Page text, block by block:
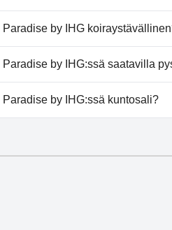
by IHG ei tarjoa kylpylää.
by IHG
by IHG ei salli koiria.
by IHG:ssä saatavilla
Paradise by IHG tarjoaa
by IHG:ssä kuntosali?